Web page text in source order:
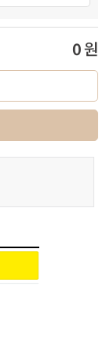
0원